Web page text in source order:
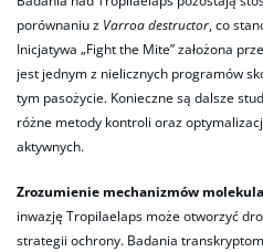
porównaniu z Varroa destructor, co
Inicjatywa „Fight the Mite” założona
jest jednym z nielicznych programów
tym pasożycie. Konieczne są dalsze
różne metody kontroli oraz
aktywnych.
Zrozumienie mechanizmów
inwazję Tropilaelaps może otworzyć
strategii ochrony. Badania